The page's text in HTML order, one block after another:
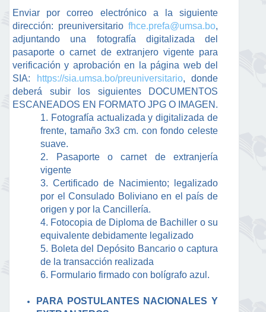
Enviar por correo electrónico a la siguiente
dirección: preuniversitario fhce.prefa@umsa.bo,
adjuntando una fotografía digitalizada del
pasaporte o carnet de extranjero vigente para
verificación y aprobación en la página web del
SIA:
https://sia.umsa.bo/preuniversitario, donde
deberá subir los siguientes DOCUMENTOS
ESCANEADOS EN FORMATO JPG O IMAGEN.
1. Fotografía actualizada y digitalizada de
frente, tamaño 3x3 cm. con fondo celeste
suave.
2. Pasaporte o carnet de extranjería
vigente
3. Certificado de Nacimiento; legalizado
por el Consulado Boliviano en el país de
origen y por la Cancillería.
4. Fotocopia de Diploma de Bachiller o su
equivalente debidamente legalizado
5. Boleta del Depósito Bancario o captura
de la transacción realizada
6. Formulario firmado con bolígrafo azul.
PARA POSTULANTES NACIONALES Y